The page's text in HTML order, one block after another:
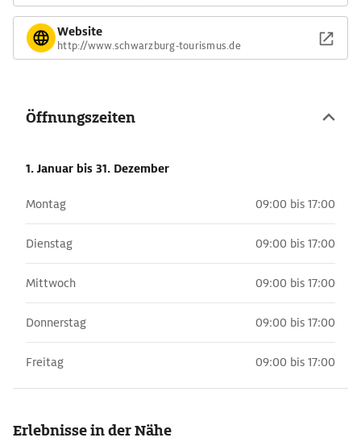
Website
http://www.schwarzburg-tourismus.de
Öffnungszeiten
1. Januar bis 31. Dezember
Montag 09:00 bis 17:00
Dienstag 09:00 bis 17:00
Mittwoch 09:00 bis 17:00
Donnerstag 09:00 bis 17:00
Freitag 09:00 bis 17:00
Erlebnisse in der Nähe